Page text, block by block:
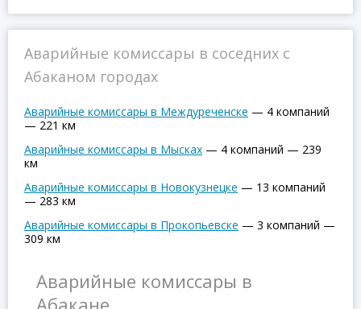
Аварийные комиссары в соседних с
Абаканом городах
Аварийные комиссары в Междуреченске — 4 компаний
— 221 км
Аварийные комиссары в Мысках — 4 компаний — 239
км
Аварийные комиссары в Новокузнецке — 13 компаний
— 283 км
Аварийные комиссары в Прокопьевске — 3 компаний —
309 км
Аварийные комиссары в
Абакане